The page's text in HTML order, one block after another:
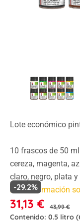
Lote económico
10 frascos de 50
cereza, magenta,
claro, negro, plata
Más información
31,13 € 43,99 €
-29.2%
Contenido: 0.5 litro